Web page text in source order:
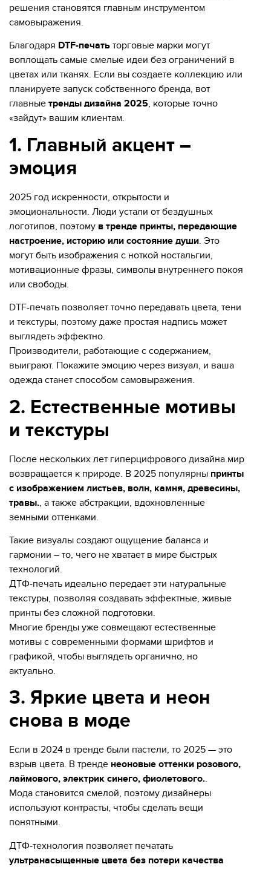
решения становятся главным инструментом
самовыражения.
Благодаря DTF-печать торговые марки могут
воплощать самые смелые идеи без ограничений в
цветах или тканях. Если вы создаете коллекцию или
планируете запуск собственного бренда, вот
главные тренды дизайна 2025, которые точно
«зайдут» вашим клиентам.
1. Главный акцент –
эмоция
2025 год искренности, открытости и
эмоциональности. Люди устали от бездушных
логотипов, поэтому в тренде принты, передающие
настроение, историю или состояние души. Это
могут быть изображения с ноткой ностальгии,
мотивационные фразы, символы внутреннего покоя
или свободы.
DTF-печать позволяет точно передавать цвета, тени
и текстуры, поэтому даже простая надпись может
выглядеть эффектно.
Производители, работающие с содержанием,
выиграют. Покажите эмоцию через визуал, и ваша
одежда станет способом самовыражения.
2. Естественные мотивы
и текстуры
После нескольких лет гиперцифрового дизайна мир
возвращается к природе. В 2025 популярны принты
с изображением листьев, волн, камня, древесины,
травы., а также абстракции, вдохновленные
земными оттенками.
Такие визуалы создают ощущение баланса и
гармонии – то, чего не хватает в мире быстрых
технологий.
ДТФ-печать идеально передает эти натуральные
текстуры, позволяя создавать эффектные, живые
принты без сложной подготовки.
Многие бренды уже совмещают естественные
мотивы с современными формами шрифтов и
графикой, чтобы выглядеть органично, но
актуально.
3. Яркие цвета и неон
снова в моде
Если в 2024 в тренде были пастели, то 2025 — это
взрыв цвета. В тренде неоновые оттенки розового,
лаймового, электрик синего, фиолетового..
Мода становится смелой, поэтому дизайнеры
используют контрасты, чтобы сделать вещи
понятными.
ДТФ-технология позволяет печатать
ультранасыщенные цвета без потери качества